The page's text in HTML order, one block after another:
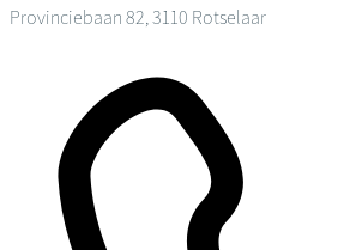
Provinciebaan 82, 3110 Rotselaar